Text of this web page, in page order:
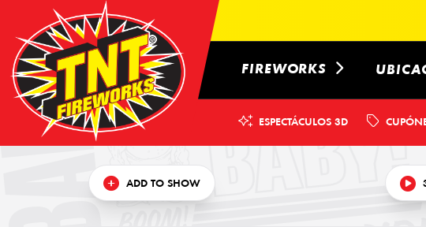
FIREWORKS
ESPECTÁCULOS 3D
ADD TO SHOW